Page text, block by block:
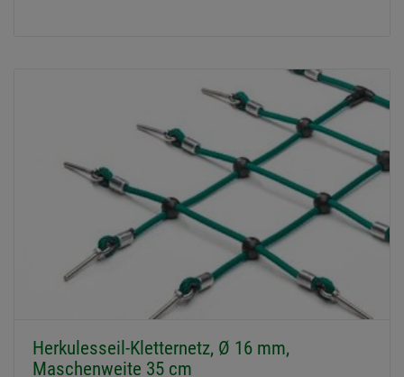
Herkulesseil-Kletternetz, Ø 16 mm,
Maschenweite 35 cm